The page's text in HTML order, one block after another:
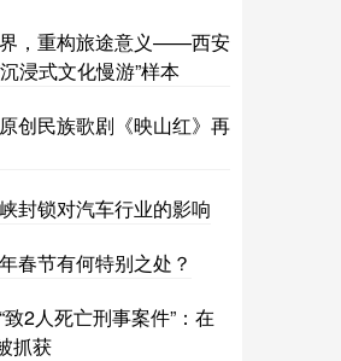
，重构旅途意义——西安
浸式文化慢游”样本
创民族歌剧《映山红》再
封锁对汽车行业的影响
春节有何特别之处？
2人死亡刑事案件”：在
抓获